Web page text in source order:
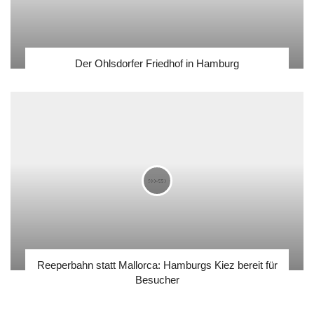
Der Ohlsdorfer Friedhof in Hamburg
Reeperbahn statt Mallorca: Hamburgs Kiez bereit für
Besucher